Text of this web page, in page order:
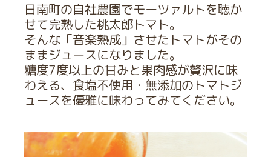
日南町の自社農園でモーツァルトを聴か
せて完熟した桃太郎トマト。
そんな「音楽熟成」させたトマトがその
ままジュースになりました。
糖度7度以上の甘みと果肉感が贅沢に味
わえる、食塩不使用・無添加のトマトジ
ュースを優雅に味わってみてください。